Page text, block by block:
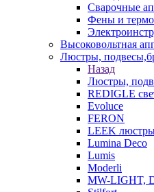
Сварочные
Фены и
Высоковольтная
Люстры,
Назад
Люстры,
REDIGLE
Evoluce
FERON
LEEK
Lumina Deco
Lumis
Moderli
MW-LIGHT,